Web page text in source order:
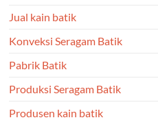
Jual kain batik
Konveksi Seragam Batik
Pabrik Batik
Produksi Seragam Batik
Produsen kain batik